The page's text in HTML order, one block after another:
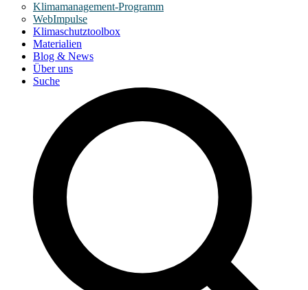
Klimamanagement-Programm
WebImpulse
Klimaschutztoolbox
Materialien
Blog & News
Über uns
Suche